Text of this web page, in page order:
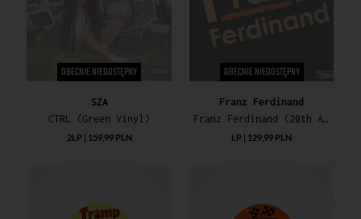
OBECNIE NIEDOSTĘPNY
SZA
CTRL (Green Vinyl)
2LP | 159,99 PLN
OBECNIE NIEDOSTĘPNY
Franz Ferdinand
Franz Ferdinand (20th Anniversary Edition)
LP | 129,99 PLN